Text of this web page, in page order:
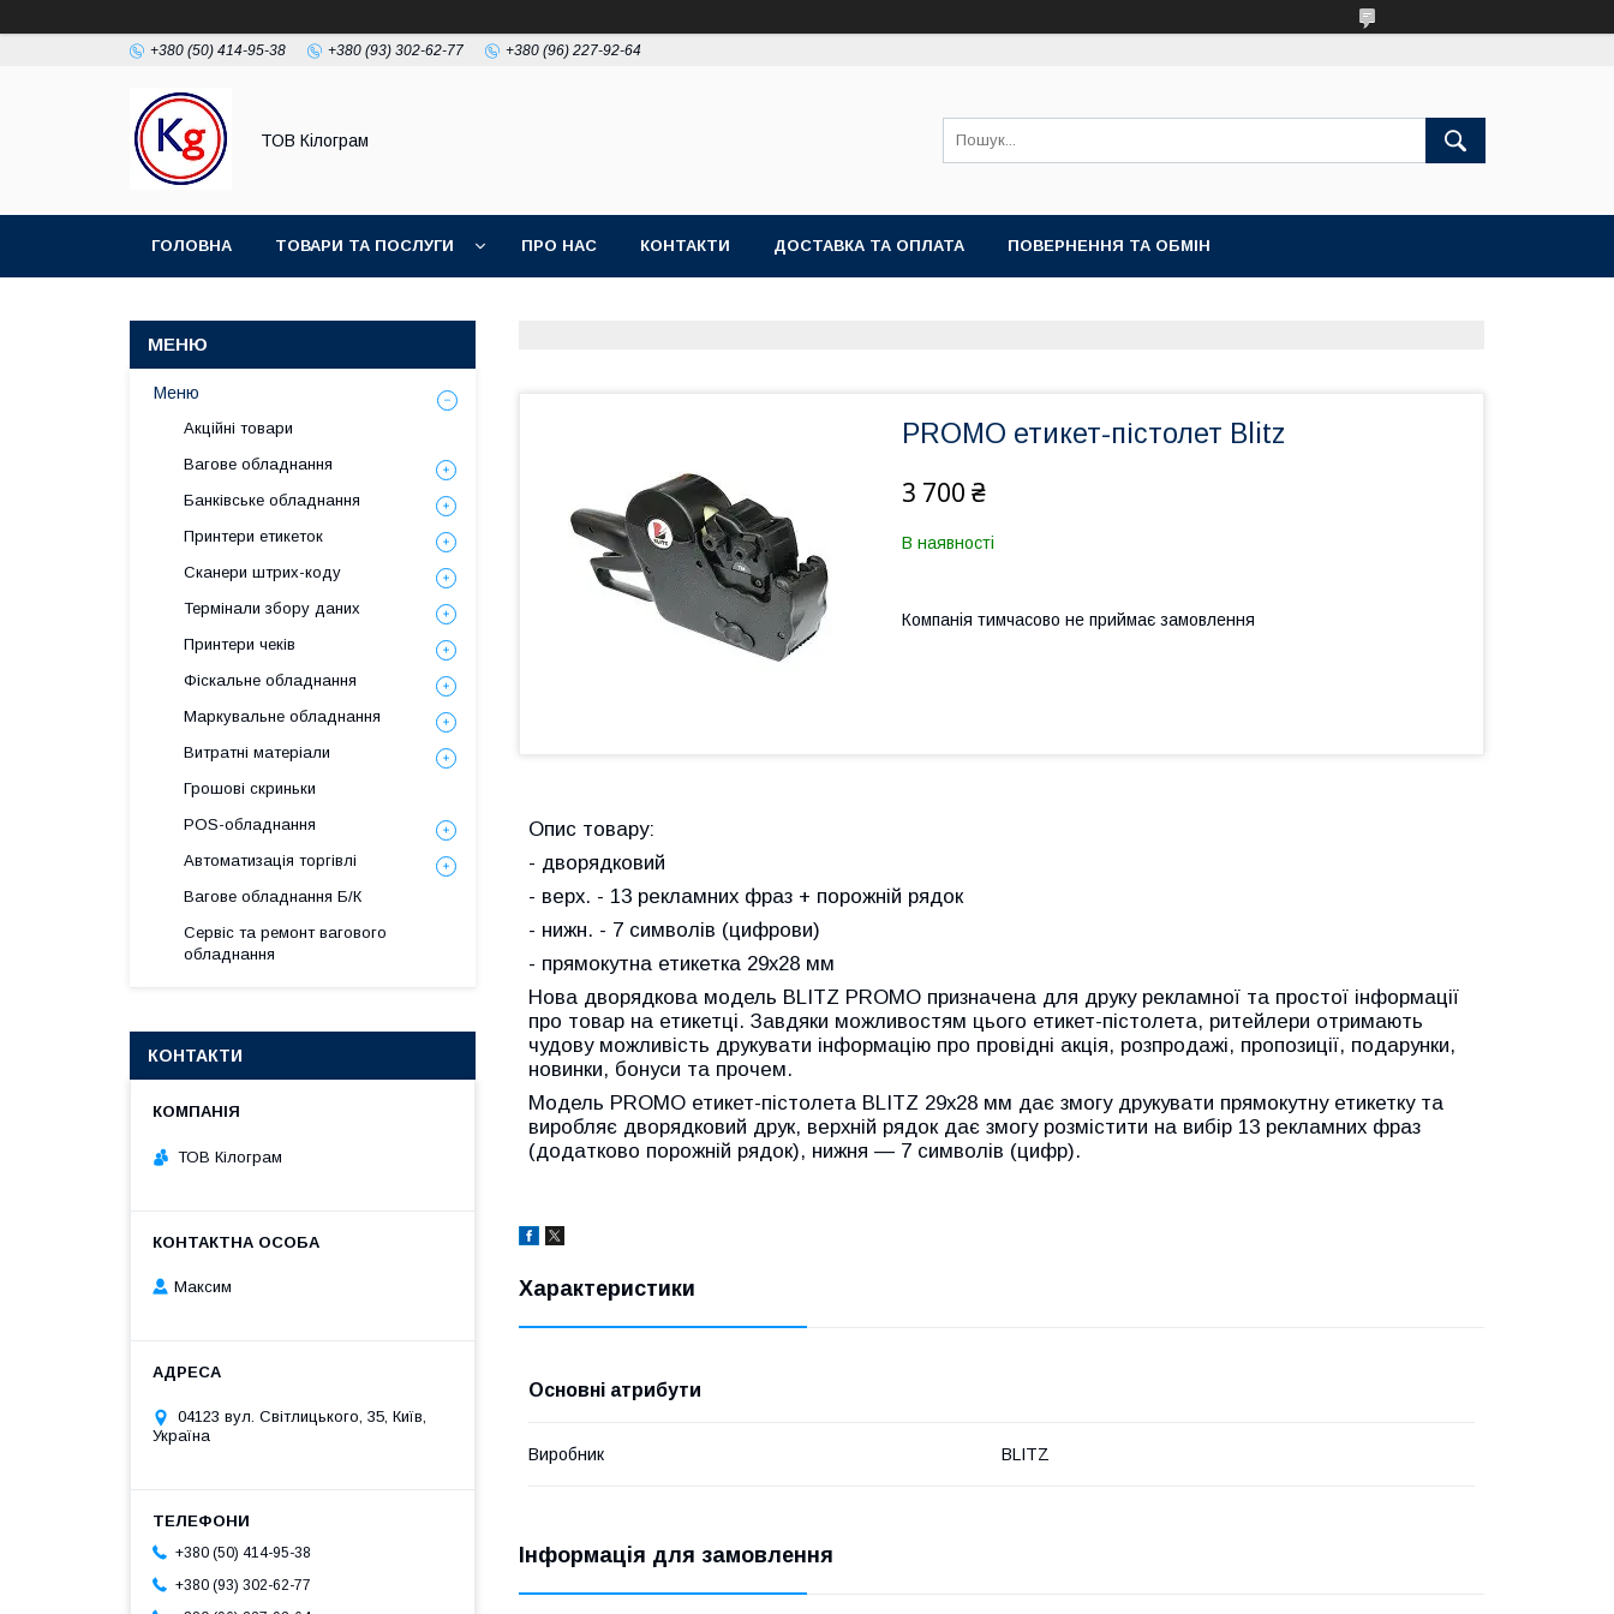
+380 (50) 414-95-38 +380 (93) 302-62-77 +380 (96) 227-92-64
ТОВ Кілограм
ГОЛОВНА ТОВАРИ ТА ПОСЛУГИ ПРО НАС КОНТАКТИ ДОСТАВКА ТА ОПЛАТА ПОВЕРНЕННЯ ТА ОБМІН
PROMO етикет-пістолет Blitz
3 700 ₴
В наявності
Компанія тимчасово не приймає замовлення
Опис товару:
- дворядковий
- верх. - 13 рекламних фраз + порожній рядок
- нижн. - 7 символів (цифрови)
- прямокутна етикетка 29х28 мм
Нова дворядкова модель BLITZ PROMO призначена для друку рекламної та простої інформації
про товар на етикетці. Завдяки можливостям цього етикет-пістолета, ритейлери отримають
чудову можливість друкувати інформацію про провідні акція, розпродажі, пропозиції, подарунки,
новинки, бонуси та прочем.
Модель PROMO етикет-пістолета BLITZ 29x28 мм дає змогу друкувати прямокутну етикетку та
виробляє дворядковий друк, верхній рядок дає змогу розмістити на вибір 13 рекламних фраз
(додатково порожній рядок), нижня — 7 символів (цифр).
Характеристики
Основні атрибути
Виробник BLITZ
Інформація для замовлення
Меню
Акційні товари
Вагове обладнання
Банківське обладнання
Принтери етикеток
Сканери штрих-коду
Термінали збору даних
Принтери чеків
Фіскальне обладнання
Маркувальне обладнання
Витратні матеріали
Грошові скриньки
POS-обладнання
Автоматизація торгівлі
Вагове обладнання Б/К
Сервіс та ремонт вагового
обладнання
КОНТАКТИ
ТОВ Кілограм
Максим
04123 вул. Світлицького, 35, Київ,
Україна
+380 (50) 414-95-38
+380 (93) 302-62-77